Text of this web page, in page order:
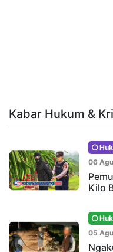
Kabar Hukum &
06
Kilo
05